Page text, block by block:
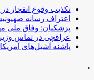
تکذیب وقوع انفجار
اعتراف رسانه
پزشکیان: وفاق ملی
عراقچی در تماس
پاشنه آشیل‌های
.